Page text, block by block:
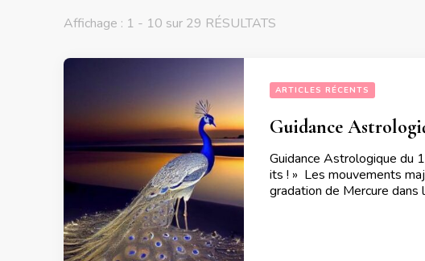
Affichage : 1 - 10 sur 29 RÉSULTATS
ARTICLES RÉCENTS
Guidance
Guidance Astrologique du
its ! » Les mouvements
gradation de Mercure